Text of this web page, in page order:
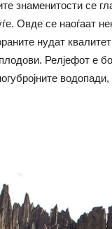
знаменитости се
Овде се наоѓаат
нудат
Релјефот е